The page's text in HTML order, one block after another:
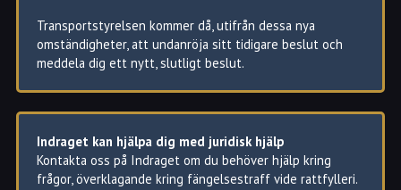
Transportstyrelsen kommer då, utifrån dessa nya
omständigheter, att undanröja sitt tidigare beslut och
meddela dig ett nytt, slutligt beslut.
Fotboja i stället för fängelsestraff
I många fall kan du få en elektrisk fotboja i stället för
Indraget kan hjälpa dig med juridisk hjälp
Kontakta oss på Indraget om du behöver hjälp kring
frågor, överklagande kring fängelsestraff vide rattfylleri.